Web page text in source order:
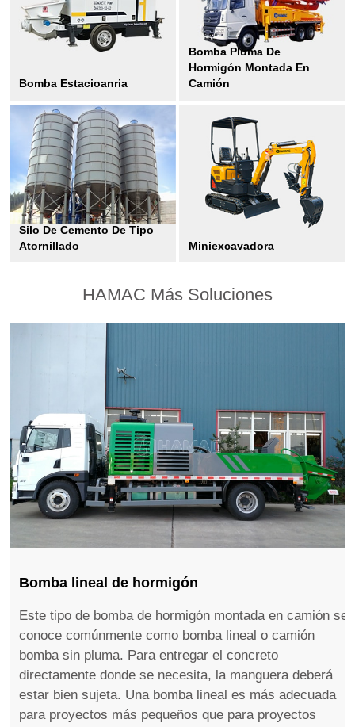
Bomba Estacioanria
Bomba Pluma De
Hormigón Montada En
Camión
Silo De Cemento De Tipo
Atornillado
Miniexcavadora
HAMAC Más Soluciones
Bomba lineal de hormigón
Este tipo de bomba de hormigón montada en camión se
conoce comúnmente como bomba lineal o camión
bomba sin pluma. Para entregar el concreto
directamente donde se necesita, la manguera deberá
estar bien sujeta. Una bomba lineal es más adecuada
para proyectos más pequeños que para proyectos